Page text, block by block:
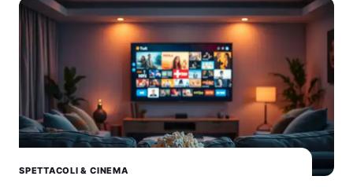
SPETTACOLI & CINEMA